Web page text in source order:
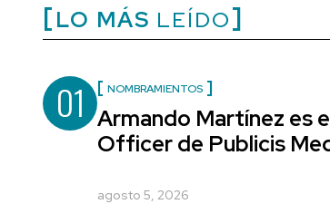
LO MÁS LEÍDO
01 NOMBRAMIENTOS
Armando Martínez es
Officer de Publicis
agosto 5, 2026